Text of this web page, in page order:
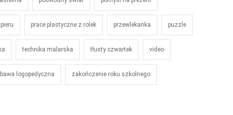
prace plastyczne z rolek przewlekanka puzzle
technika malarska tłusty czwartek video
logopedyczna zakończenie roku szkolnego